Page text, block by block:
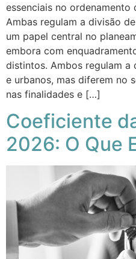
essenciais no
Ambas regulam a divisão
um papel central no
embora com
distintos. Ambos regulam
e urbanos, mas diferem no
nas finalidades e […]
Coeficiente
2026: O Que